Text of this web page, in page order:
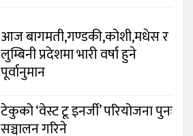
आज बागमती,गण्डकी,कोशी,मधेस र
लुम्बिनी प्रदेशमा भारी वर्षा हुने
पूर्वानुमान
टेकुको ‘वेस्ट टू इनर्जी’ परियोजना पुनः
सञ्चालन गरिने